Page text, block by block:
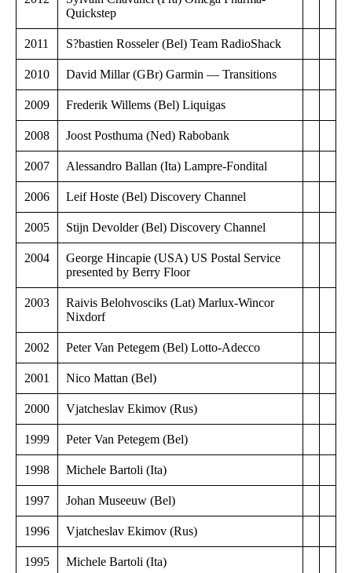
Quickstep
2011 S?bastien Rosseler (Bel) Team RadioShack
2010 David Millar (GBr) Garmin — Transitions
2009 Frederik Willems (Bel) Liquigas
2008 Joost Posthuma (Ned) Rabobank
2007 Alessandro Ballan (Ita) Lampre-Fondital
2006 Leif Hoste (Bel) Discovery Channel
2005 Stijn Devolder (Bel) Discovery Channel
2004
George Hincapie (USA) US Postal Service
presented by Berry Floor
2003
Raivis Belohvosciks (Lat) Marlux-Wincor
Nixdorf
2002 Peter Van Petegem (Bel) Lotto-Adecco
2001 Nico Mattan (Bel)
2000 Vjatcheslav Ekimov (Rus)
1999 Peter Van Petegem (Bel)
1998 Michele Bartoli (Ita)
1997 Johan Museeuw (Bel)
1996 Vjatcheslav Ekimov (Rus)
1995 Michele Bartoli (Ita)